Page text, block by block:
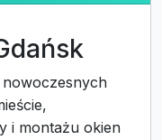
i montażu okien